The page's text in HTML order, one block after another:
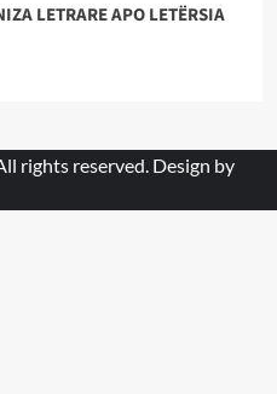
LETRARE APO LETËRSIA
rights reserved. Design by